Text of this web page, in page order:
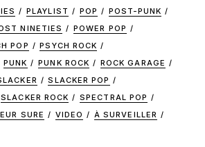
PLAYLIST POP
POST-PUNK
NINETIES
POWER POP
POP
PSYCH ROCK
PUNK PUNK ROCK
ROCK GARAGE
SLACKER POP
SLACKER ROCK
SPECTRAL POP
SURE VIDEO À SURVEILLER